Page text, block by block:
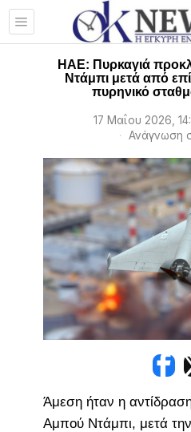
HAE: Πυρκαγιά
Ντάμπι μετά από
πυρηνικό
17 Μαΐου 2026,
Ανάγνωση
Άμεση ήταν η
Αμπού Ντάμπι, μετά